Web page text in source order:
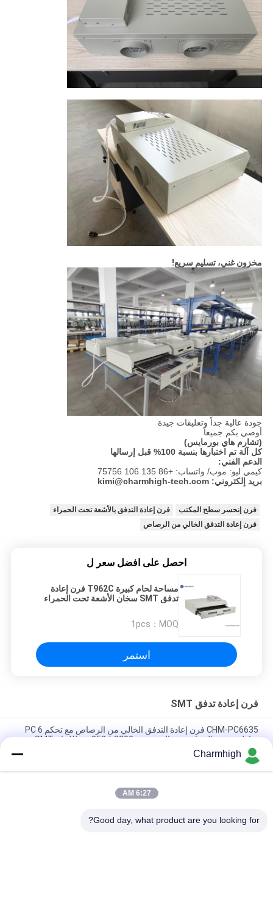
مخزون غني، تسليم سريع!
جودة عالية جداً وتعليقات جيدة
أوصي بكم جميعاً
(تشارم هاي بورمايس)
كل آلة تم اختبارها بنسبة 100% قبل إرسالها
الدعم الفني:
كيمي ليو: موب/ واتساب: +86 135 106 75756
بريد إلكتروني: kimi@charmhigh-tech.com
فرن إنحسر سطح المكتب
فرن إعادة التدفق بالأشعة تحت الحمراء
فرن إعادة التدفق الخالي من الرصاص
احصل على افضل سعر ل
مساحة لحام كبيرة T962C فرن إعادة
تدفق SMT سخان الأشعة تحت الحمراء
MOQ：
1pcs
استمر
فرن إعادة تدفق SMT
CHM-PC6635 فرن إعادة التدفق الخالي من الرصاص مع تحكم PC 6
مناطق درجة الحرارة ومجال تسخين 2200 * 350 مم لللحام SMT
300mm آلة لحام الهواء الساخن
Charmhigh
6:27 AM
Good day, what product are you looking for?